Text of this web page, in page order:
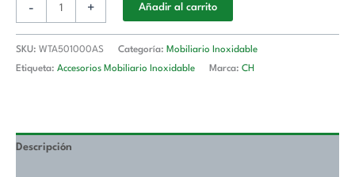
-
1000
WTA501000AS
cantidad
+ Añadir al carrito
SKU: WTA501000AS Categoría: Mobiliario Inoxidable
Etiqueta: Accesorios Mobiliario Inoxidable Marca: CH
Descripción